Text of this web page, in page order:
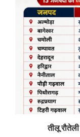
तीलू